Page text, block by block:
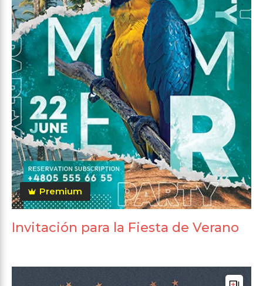
Premium
Invitación para la Fiesta de Verano